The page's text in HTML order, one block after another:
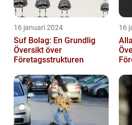
16 januari 2024
Suf Bolag: En Grundlig
Översikt över
Företagsstrukturen
16